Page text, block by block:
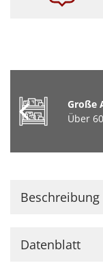
Große
Über
Beschreibung
Datenblatt